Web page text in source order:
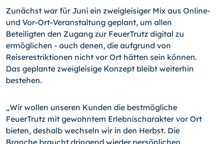
Zunächst war für Juni ein zweigleisiger Mix aus Online-
und Vor-Ort-Veranstaltung geplant, um allen
Beteiligten den Zugang zur FeuerTrutz digital zu
ermöglichen - auch denen, die aufgrund von
Reiserestriktionen nicht vor Ort hätten sein können.
Das geplante zweigleisige Konzept bleibt weiterhin
bestehen.
„Wir wollen unseren Kunden die bestmögliche
FeuerTrutz mit gewohntem Erlebnischarakter vor Ort
bieten, deshalb wechseln wir in den Herbst. Die
Branche braucht dringend wieder persönlichen